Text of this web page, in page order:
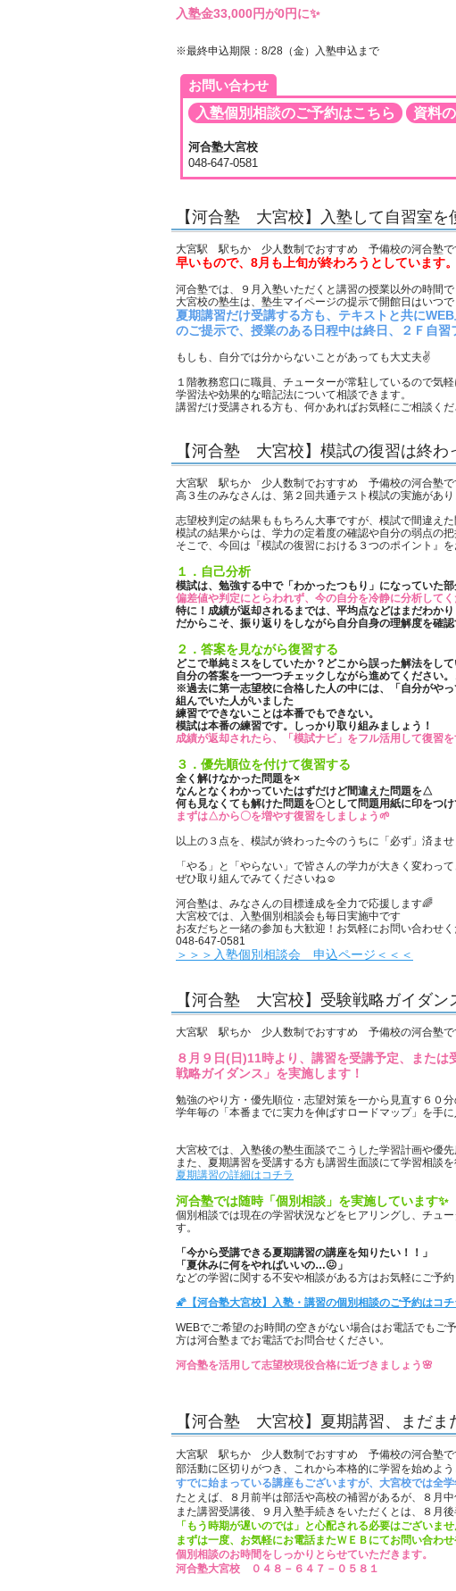
入塾金33,000円が0円に✨
※最終申込期限：8/28（金）入塾申込まで
お問い合わせ
入塾個別相談のご予約はこちら
資料
河合塾大宮校
048-647-0581
【河合塾 大宮校】入塾して自習室を
大宮駅 駅ちか 少人数制でおすすめ 予備校の河合塾
早いもので、8月も上旬が終わろうとしていま
河合塾では、９月入塾いただくと講習の授業以外の時間で
大宮校の塾生は、塾生マイページの提示で開館日はいつで
夏期講習だけ受講する方も、テキストと共に
のご提示で、授業のある日程中は終日、２Ｆ自習
もしも、自分では分からないことがあっても大丈夫✌
１階教務窓口に職員、チューターが常駐しているので気軽
学習法や効果的な暗記法について相談できます。
講習だけ受講される方も、何かあればお気軽にご相談くだ
【河合塾 大宮校】模試の復習は終わ
大宮駅 駅ちか 少人数制でおすすめ 予備校の河合塾で
高３生のみなさんは、第２回共通テスト模試の実施があ
志望校判定の結果ももちろん大事ですが、模試で間違え
模試の結果からは、学力の定着度の確認や自分の弱点の把
そこで、今回は『模試の復習における３つのポイント』
１．自己分析
模試は、勉強する中で「わかったつもり」になっていた
偏差値や判定にとらわれず、今の自分を冷静に分析してく
特に！成績が返却されるまでは、平均点などはまだわかり
だからこそ、振り返りをしながら自分自身の理解度を確認
２．答案を見ながら復習する
どこで単純ミスをしていたか？どこから誤った解法をして
自分の答案を一つ一つチェックしながら進めてください
※過去に第一志望校に合格した人の中には、「自分がや
組んでいた人がいました
練習でできないことは本番でもできない。
模試は本番の練習です。しっかり取り組みましょう！
成績が返却されたら、「模試ナビ」をフル活用して復習
３．優先順位を付けて復習する
全く解けなかった問題を×
なんとなくわかっていたはずだけど間違えた問題を△
何も見なくても解けた問題を〇として問題用紙に印をつけ
まずは△から〇を増やす復習をしましょう🌱
以上の３点を、模試が終わった今のうちに「必ず」済ませ
「やる」と「やらない」で皆さんの学力が大きく変わって
ぜひ取り組んでみてくださいね☺️
河合塾は、みなさんの目標達成を全力で応援します🌈
大宮校では、入塾個別相談会も毎日実施中です
お友だちと一緒の参加も大歓迎！お気軽にお問い合わせ
048-647-0581
＞＞＞入塾個別相談会 申込ページ＜＜＜
【河合塾 大宮校】受験戦略ガイダン
大宮駅 駅ちか 少人数制でおすすめ 予備校の河合塾で
８月９日(日)11時より、講習を受講予定、また
戦略ガイダンス」を実施します！
勉強のやり方・優先順位・志望対策を一から見直す６０分
学年毎の「本番までに実力を伸ばすロードマップ」を手
大宮校では、入塾後の塾生面談でこうした学習計画や優
また、夏期講習を受講する方も講習生面談にて学習相談
夏期講習の詳細はコチラ
河合塾では随時「個別相談」を実施しています✨
個別相談では現在の学習状況などをヒアリングし、チュ
す。
「今から受講できる夏期講習の講座を知りたい！！」
「夏休みに何をやればいいの…😖」
などの学習に関する不安や相談がある方はお気軽にご予約
🌠【河合塾大宮校】入塾・講習の個別相談のご予約はコ
WEBでご希望のお時間の空きがない場合はお電話でもご
方は河合塾までお電話でお問合せください。
河合塾を活用して志望校現役合格に近づきましょう🌸
【河合塾 大宮校】夏期講習、まだま
大宮駅 駅ちか 少人数制でおすすめ 予備校の河合塾で
部活動に区切りがつき、これから本格的に学習を始めよ
すでに始まっている講座もございますが、大宮校では全学
たとえば、８月前半は部活や高校の補習があるが、８月
また講習受講後、９月入塾手続きをいただくとは、８月
「もう時期が遅いのでは」と心配される必要はございませ
まずは一度、お気軽にお電話またＷＥＢにてお問い合わせ
個別相談のお時間をしっかりとらせていただきます。
河合塾大宮校 ０４８－６４７－０５８１